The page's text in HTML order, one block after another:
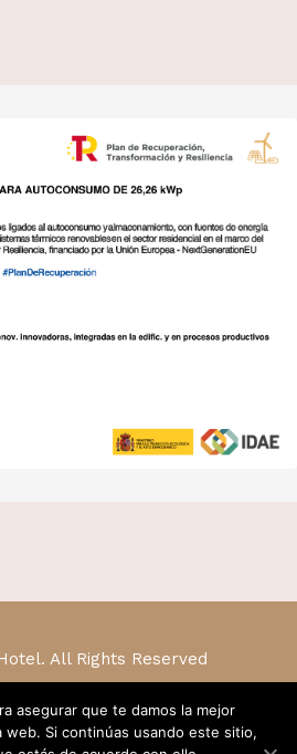
All Rights Reserved
asegurar que te damos la mejor
Si continúas usando este sitio,